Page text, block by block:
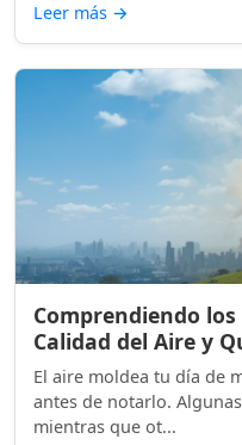
Leer más →
Comprendiendo
Calidad del Aire y
El aire moldea tu día de
antes de notarlo.
mientras que ot...